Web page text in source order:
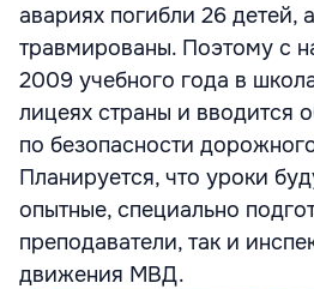
авариях погибли 26 детей,
травмированы. Поэтому с
2009 учебного года в
лицеях страны и вводится
по безопасности
Планируется, что уроки
опытные, специально
преподаватели, так и
движения МВД.